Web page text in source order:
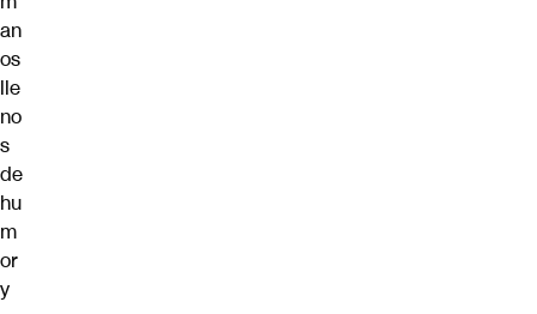
an
os
lle
no
s
de
hu
m
or
y